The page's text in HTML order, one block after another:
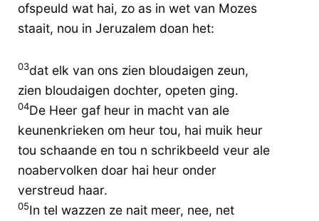
ofspeuld wat hai, zo as in wet van Mozes
staait, nou in Jeruzalem doan het:
03dat elk van ons zien bloudaigen zeun,
zien bloudaigen dochter, opeten ging.
04De Heer gaf heur in macht van ale
keunenkrieken om heur tou, hai muik heur
tou schaande en tou n schrikbeeld veur ale
noabervolken doar hai heur onder
verstreud haar.
05In tel wazzen ze nait meer, nee, net